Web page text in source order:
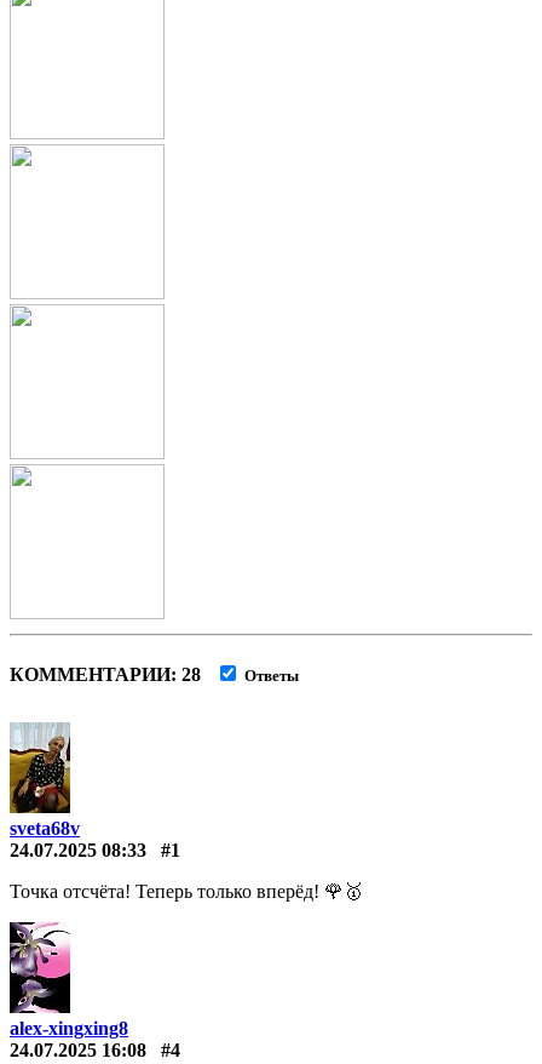
КОММЕНТАРИИ: 28 Ответы
sveta68v
24.07.2025 08:33
#1
Точка отсчёта! Теперь только вперёд! 🌹🥇
alex-xingxing8
24.07.2025 16:08
#4